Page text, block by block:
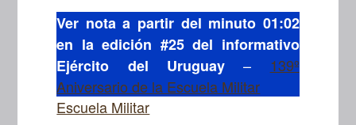
Ver nota a partir del minuto 01:02
en la edición #25 del informativo
Ejército del Uruguay– 139º
Aniversario de la Escuela Militar
Escuela Militar